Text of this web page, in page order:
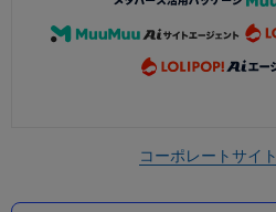
コーポレートサイト